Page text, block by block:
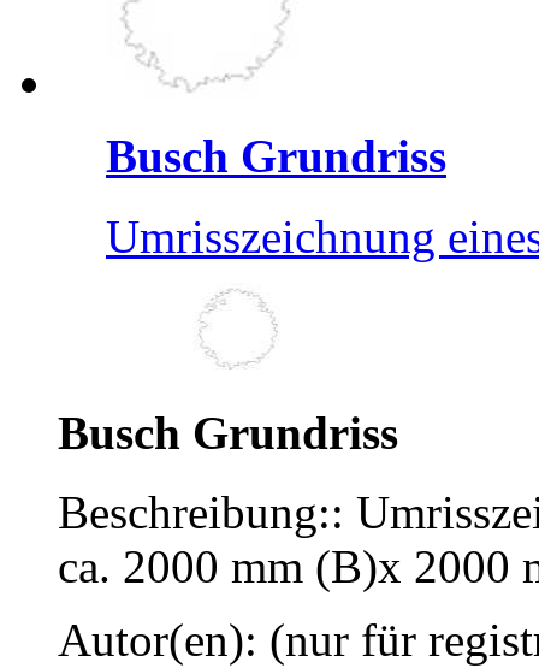
Busch Grundriss
Umrisszeichnung
Busch Grundriss
Beschreibung::
ca. 2000 mm (B)x 2000
Autor(en): (nur für